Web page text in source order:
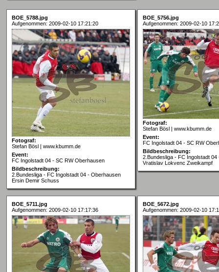
BOE_5788.jpg
Aufgenommen: 2009-02-10 17:21:20
Fotograf:
Stefan Bösl | www.kbumm.de
Event:
FC Ingolstadt 04 - SC RW Oberhausen
Bildbeschreibung:
2.Bundesliga - FC Ingolstadt 04 - Oberhausen
Ersin Demir Schuss
BOE_5756.jpg
Aufgenommen: 2009-02-10
Fotograf:
Stefan Bösl | www.kbumm.de
Event:
FC Ingolstadt 04 - SC RW
Bildbeschreibung:
2.Bundesliga - FC Ingolstadt
Vratislav Lokvenc Zweikampf
BOE_5711.jpg
Aufgenommen: 2009-02-10 17:17:36
BOE_5672.jpg
Aufgenommen: 2009-02-10